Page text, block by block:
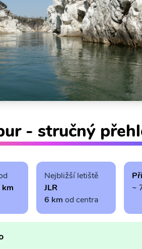
- stručný
Nejbližší letiště
JLR
6 km od centra
~